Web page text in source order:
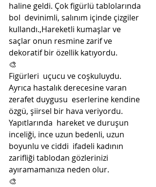
haline geldi. Çok figürlü tablolarında
bol  devinimli, salınım içinde çizgiler
kullandı.,Hareketli kumaşlar ve
saçlar onun resmine zarif ve
dekoratif bir özellik katıyordu.
🎨
Figürleri  uçucu ve coşkuluydu.
Ayrıca hastalık derecesine varan
zerafet duygusu  eserlerine kendine
özgü, şiirsel bir hava veriyordu.
Yapıtlarında  hareket ve duruşun
inceliği, ince uzun bedenli, uzun
boyunlu ve ciddi  ifadeli kadının
zarifliği tablodan gözlerinizi
ayıramamanıza neden olur.
🎨